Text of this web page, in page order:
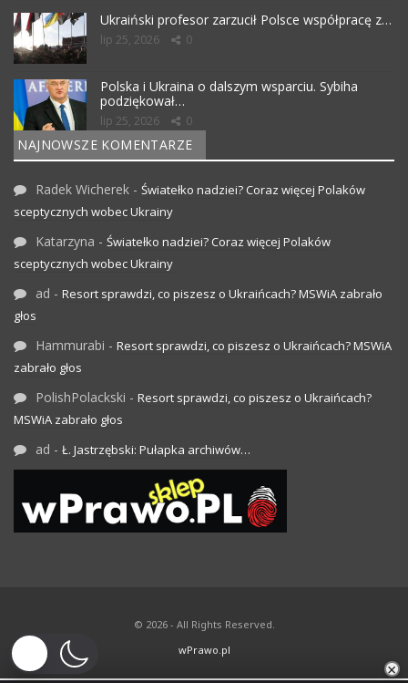
Ukraiński profesor zarzucił Polsce współpracę z…
lip 25, 2026 0
Polska i Ukraina o dalszym wsparciu. Sybiha
podziękował…
lip 25, 2026 0
NAJNOWSZE KOMENTARZE
Radek Wicherek - Światełko nadziei? Coraz więcej Polaków
sceptycznych wobec Ukrainy
Katarzyna - Światełko nadziei? Coraz więcej Polaków
sceptycznych wobec Ukrainy
ad - Resort sprawdzi, co piszesz o Ukraińcach? MSWiA zabrało
głos
Hammurabi - Resort sprawdzi, co piszesz o Ukraińcach? MSWiA
zabrało głos
PolishPolackski - Resort sprawdzi, co piszesz o Ukraińcach?
MSWiA zabrało głos
ad - Ł. Jastrzębski: Pułapka archiwów…
© 2026 - All Rights Reserved.
wPrawo.pl
×